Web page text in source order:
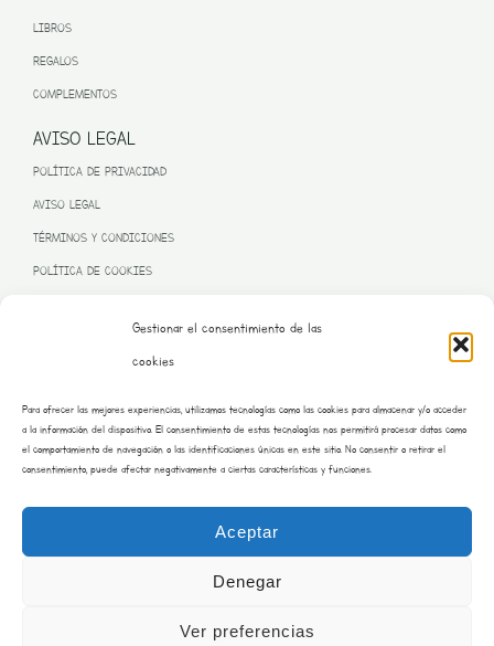
Gestionar el consentimiento de las
cookies
Para ofrecer las mejores experiencias, utilizamos tecnologías como las cookies para almacenar y/o acceder
a la información del dispositivo. El consentimiento de estas tecnologías nos permitirá procesar datos como
el comportamiento de navegación o las identificaciones únicas en este sitio. No consentir o retirar el
consentimiento, puede afectar negativamente a ciertas características y funciones.
Aceptar
Denegar
Ver preferencias
LIBROS
REGALOS
COMPLEMENTOS
AVISO LEGAL
POLÍTICA DE PRIVACIDAD
AVISO LEGAL
TÉRMINOS Y CONDICIONES
POLÍTICA DE COOKIES
– NEXT GENERATION EU